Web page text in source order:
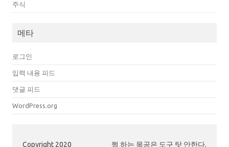
주식
메타
로그인
입력 내용 피드
댓글 피드
WordPress.org
Copyright 2020 쩜 하는 목공은 도구 탓 안한다.